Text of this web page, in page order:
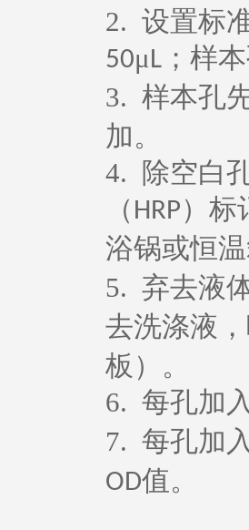
2. 设置标
50μL ；样
3. 样本孔
加。
4. 除空白
（ HRP）标
浴锅或恒
5. 弃去液
去洗涤液
板）。
6. 每孔加
7. 每孔加
OD值。